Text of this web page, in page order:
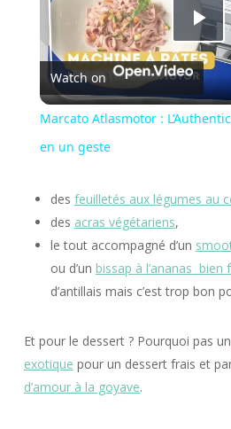
Watch on
Marcato Atlasmotor :
en un geste
des feuilletés aux légumes au
des acras végétariens,
le tout accompagné d’un
ou d’un bissap à l’ananas bien
d’antillais mais c’est trop bon
Et pour le dessert ? Pourquoi pas
exotique pour un dessert frais et
d’amour à la goyave.